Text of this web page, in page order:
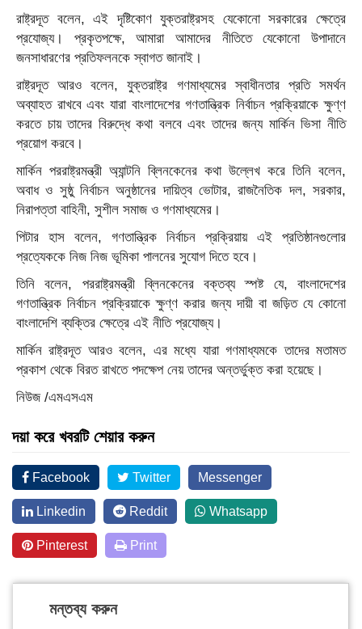
রাষ্ট্রদূত বলেন, এই দৃষ্টিকোণ যুক্তরাষ্ট্রসহ যেকোনো সরকারের ক্ষেত্রে
প্রযোজ্য। প্রকৃতপক্ষে, আমারা আমাদের নীতিতে যেকোনো উপাদানে
জনসাধারণের প্রতিফলনকে স্বাগত জানাই।
রাষ্ট্রদূত আরও বলেন, যুক্তরাষ্ট্র গণমাধ্যমের স্বাধীনতার প্রতি সমর্থন
অব্যাহত রাখবে এবং যারা বাংলাদেশের গণতান্ত্রিক নির্বাচন প্রক্রিয়াকে ক্ষুণ্ণ
করতে চায় তাদের বিরুদ্ধে কথা বলবে এবং তাদের জন্য মার্কিন ভিসা নীতি
প্রয়োগ করবে।
মার্কিন পররাষ্ট্রমন্ত্রী অ্যান্টনি ব্লিনকেনের কথা উল্লেখ করে তিনি বলেন,
অবাধ ও সুষ্ঠু নির্বাচন অনুষ্ঠানের দায়িত্ব ভোটার, রাজনৈতিক দল, সরকার,
নিরাপত্তা বাহিনী, সুশীল সমাজ ও গণমাধ্যমের।
পিটার হাস বলেন, গণতান্ত্রিক নির্বাচন প্রক্রিয়ায় এই প্রতিষ্ঠানগুলোর
প্রত্যেককে নিজ নিজ ভূমিকা পালনের সুযোগ দিতে হবে।
তিনি বলেন, পররাষ্ট্রমন্ত্রী ব্লিনকেনের বক্তব্য স্পষ্ট যে, বাংলাদেশের
গণতান্ত্রিক নির্বাচন প্রক্রিয়াকে ক্ষুণ্ণ করার জন্য দায়ী বা জড়িত যে কোনো
বাংলাদেশি ব্যক্তির ক্ষেত্রে এই নীতি প্রযোজ্য।
মার্কিন রাষ্ট্রদূত আরও বলেন, এর মধ্যে যারা গণমাধ্যমকে তাদের মতামত
প্রকাশ থেকে বিরত রাখতে পদক্ষেপ নেয় তাদের অন্তর্ভুক্ত করা হয়েছে।
নিউজ /এমএসএম
দয়া করে খবরটি শেয়ার করুন
Facebook Twitter Messenger
Linkedin Reddit Whatsapp
Pinterest Print
মন্তব্য করুন